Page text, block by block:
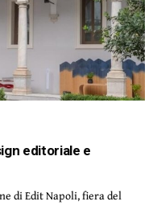
editoriale e
di Edit Napoli, fiera del